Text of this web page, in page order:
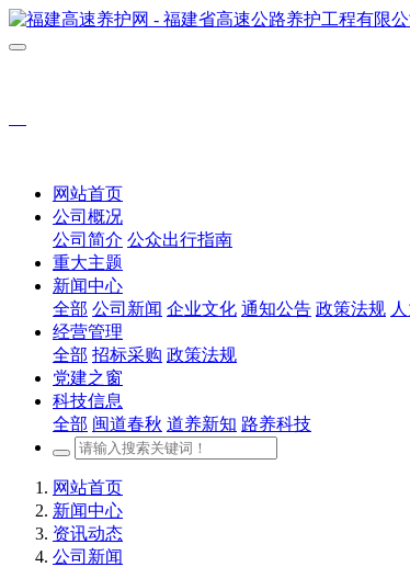
网站首页
公司概况
公司简介 公众出行指南
重大主题
新闻中心
全部 公司新闻 企业文化 通知公告 政策法规
经营管理
全部 招标采购 政策法规
党建之窗
科技信息
全部 闽道春秋 道养新知 路养科技
网站首页
新闻中心
资讯动态
公司新闻